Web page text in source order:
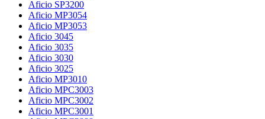
Aficio SP3200
Aficio MP3054
Aficio MP3053
Aficio 3045
Aficio 3035
Aficio 3030
Aficio 3025
Aficio MP3010
Aficio MPC3003
Aficio MPC3002
Aficio MPC3001